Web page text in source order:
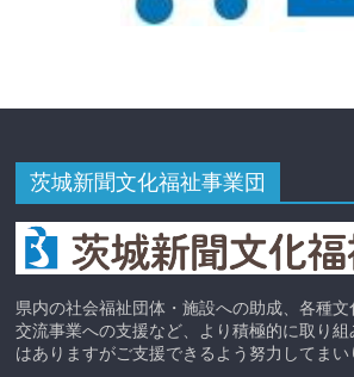
茨城新聞文化福祉事業団
県内の社会福祉団体・施設への助成、各種
交流事業への支援など、より積極的に取り
はありますがご支援できるよう努力してまい